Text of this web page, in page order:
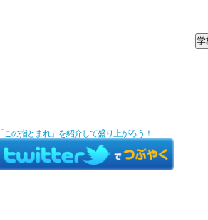
「この指とまれ」を紹介して盛り上がろう！